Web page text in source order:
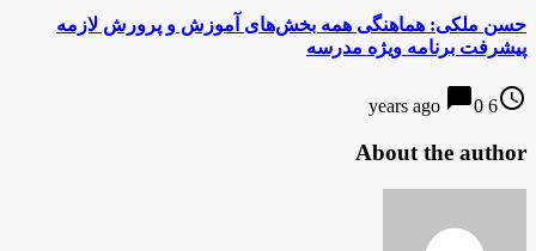
حسن ملکی: هماهنگی همه بخش‌های آموزش و پرورش لازمه
پیشرفت برنامه ویژه مدرسه
access_time
6 years ago
chat_bubble0
About the author